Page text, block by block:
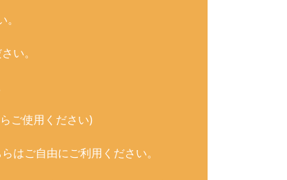
い。
ご使用ください)
はご自由にご利用ください。